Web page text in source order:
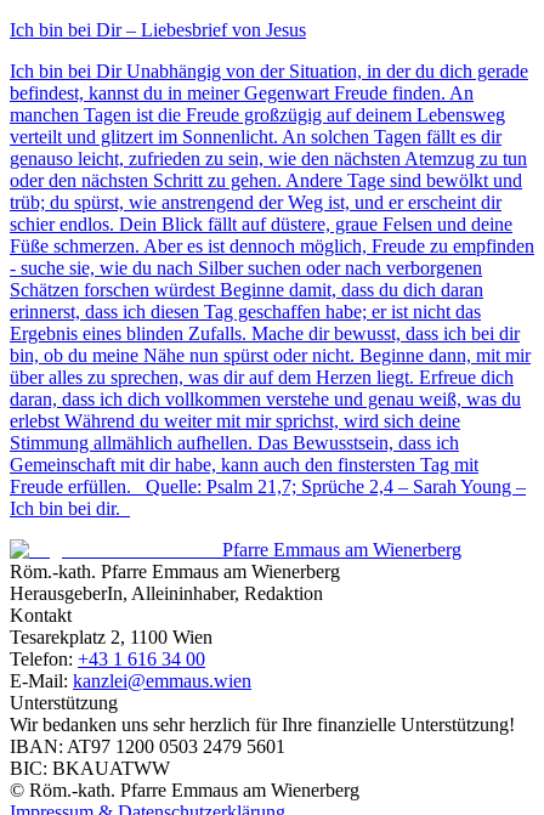
Ich bin bei Dir – Liebesbrief von Jesus
Ich bin bei Dir Unabhängig von der Situation, in der du dich gerade
befindest, kannst du in meiner Gegenwart Freude finden. An
manchen Tagen ist die Freude großzügig auf deinem Lebensweg
verteilt und glitzert im Sonnenlicht. An solchen Tagen fällt es dir
genauso leicht, zufrieden zu sein, wie den nächsten Atemzug zu tun
oder den nächsten Schritt zu gehen. Andere Tage sind bewölkt und
trüb; du spürst, wie anstrengend der Weg ist, und er erscheint dir
schier endlos. Dein Blick fällt auf düstere, graue Felsen und deine
Füße schmerzen. Aber es ist dennoch möglich, Freude zu empfinden
- suche sie, wie du nach Silber suchen oder nach verborgenen
Schätzen forschen würdest Beginne damit, dass du dich daran
erinnerst, dass ich diesen Tag geschaffen habe; er ist nicht das
Ergebnis eines blinden Zufalls. Mache dir bewusst, dass ich bei dir
bin, ob du meine Nähe nun spürst oder nicht. Beginne dann, mit mir
über alles zu sprechen, was dir auf dem Herzen liegt. Erfreue dich
daran, dass ich dich vollkommen verstehe und genau weiß, was du
erlebst Während du weiter mit mir sprichst, wird sich deine
Stimmung allmählich aufhellen. Das Bewusstsein, dass ich
Gemeinschaft mit dir habe, kann auch den finstersten Tag mit
Freude erfüllen. Quelle: Psalm 21,7; Sprüche 2,4 – Sarah Young –
Ich bin bei dir.
Pfarre Emmaus am Wienerberg
Röm.-kath. Pfarre Emmaus am Wienerberg
HerausgeberIn, Alleininhaber, Redaktion
Kontakt
Tesarekplatz 2, 1100 Wien
Telefon: +43 1 616 34 00
E-Mail: kanzlei@emmaus.wien
Unterstützung
Wir bedanken uns sehr herzlich für Ihre finanzielle Unterstützung!
IBAN: AT97 1200 0503 2479 5601
BIC: BKAUATWW
© Röm.-kath. Pfarre Emmaus am Wienerberg